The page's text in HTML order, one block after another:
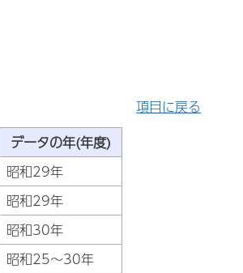
項目に戻る
データの年(年度)
昭和29年
昭和29年
昭和30年
昭和25～30年